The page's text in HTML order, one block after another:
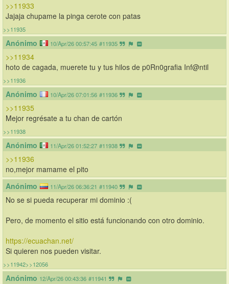
>>11933
Jajaja chupame la pinga cerote con patas
>>11935
Anónimo 10/Apr/26 00:57:45 #11935
>>11934
hoto de cagada, muerete tu y tus hilos de p0Rn0grafia Inf@ntil
>>11936
Anónimo 10/Apr/26 07:01:56 #11936
>>11935
Mejor regrésate a tu chan de cartón
>>11938
Anónimo 11/Apr/26 01:52:27 #11938
>>11936
no,mejor mamame el pito
Anónimo
11/Apr/26 06:36:21 #11940
No se si pueda recuperar mi dominio :(
Pero, de momento el sitio está funcionando con otro dominio.
https://ecuachan.net/
Si quieren nos pueden visitar.
>>11942>>12056
Anónimo 12/Apr/26 00:43:36 #11941